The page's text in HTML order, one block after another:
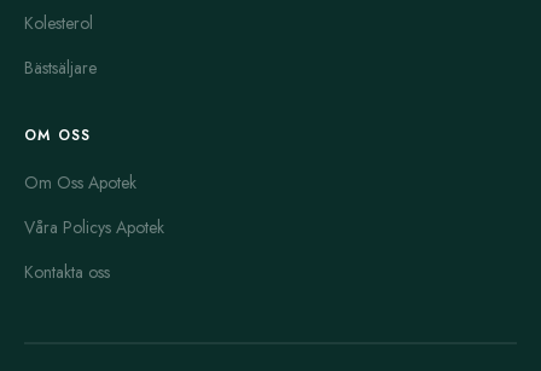
Kolesterol
Bästsäljare
OM OSS
Om Oss Apotek
Våra Policys Apotek
Kontakta oss